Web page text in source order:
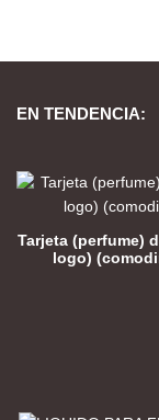
EN TENDENCIA:
Tarjeta (perfume)
logo)